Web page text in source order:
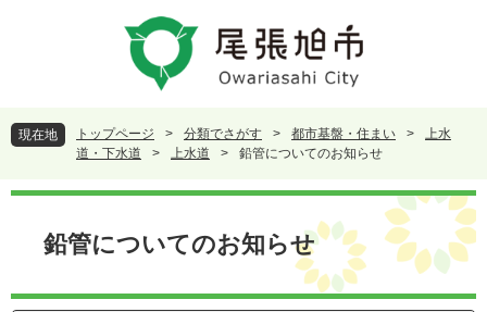
頭
で
。
飛
ば
て
現在地 トップページ > 分類でさがす > 都市基盤・住まい >
上水
道・下水道
> 上水道 > 鉛管についてのお知らせ
本
鉛管についてのお知らせ